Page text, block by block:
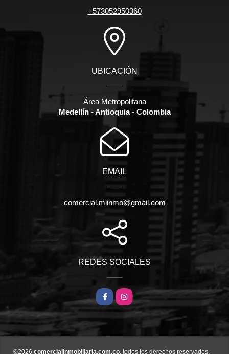
+573052950360
UBICACIÓN
Área Metropolitana
Medellín - Antioquia - Colombia
EMAIL
comercial.miinmo@gmail.com
REDES SOCIALES
FacebookInstagram
©2026 comercialinmobiliaria.com.co, todos los derechos reservados.